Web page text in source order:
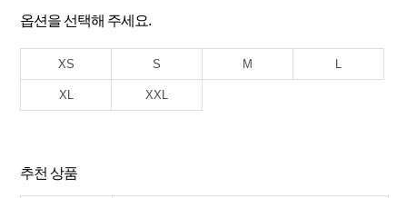
옵션을 선택해 주세요.
XS S M L
XL XXL
추천 상품